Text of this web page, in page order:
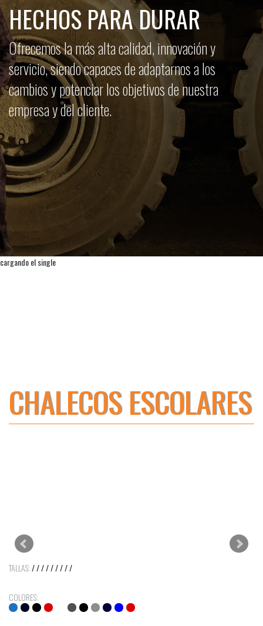
HECHOS PARA DURAR
Ofrecemos la más alta calidad, innovación y
servicio, siendo capaces de adaptarnos a los
cambios y potenciar los objetivos de nuestra
empresa y del cliente.
cargando el single
CHALECOS ESCOLARES
TALLAS:/ / / / / / / / /
COLORES: